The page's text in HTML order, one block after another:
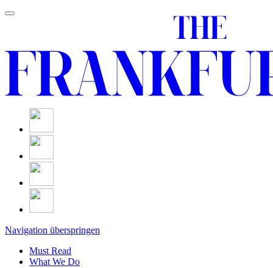
Navigation überspringen
Must Read
What We Do